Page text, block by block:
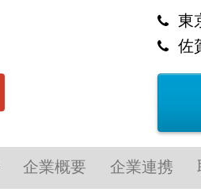
東
佐
企業概要 企業連携